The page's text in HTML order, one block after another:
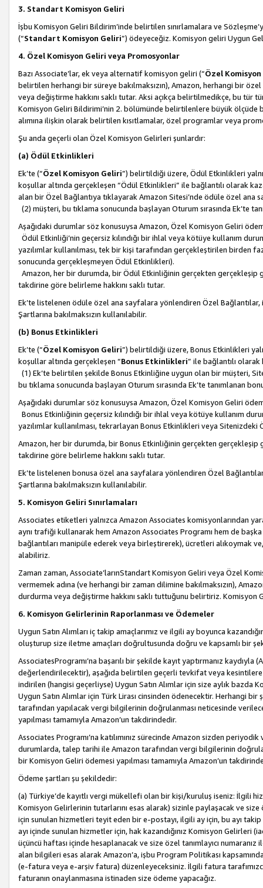
3. Standart Komisyon Geliri
İşbu Komisyon Geliri Bildirim’inde belirtilen sınırlamalara ve
(“Standart Komisyon Geliri”) ödeyeceğiz. Komisyon geliri Uygun
4. Özel Komisyon Geliri veya Promosyonlar
Bazı Associate’lar, ek veya alternatif komisyon geliri (“Özel
belirtilen herhangi bir süreye bakılmaksızın), Amazon, herhangi bir
veya değiştirme hakkını saklı tutar. Aksi açıkça belirtilmedikçe, bu tür
Komisyon Geliri Bildirimi’nin 2. bölümünde belirtilenlere büyük ölçüde
alımına ilişkin olarak belirtilen kısıtlamalar, özel programlar veya
Şu anda geçerli olan Özel Komisyon Gelirleri şunlardır:
(a) Ödül Etkinlikleri
Ek’te (“Özel Komisyon Geliri”) belirtildiği üzere, Ödül Etkinlikleri
koşullar altında gerçekleşen “Ödül Etkinlikleri” ile bağlantılı olarak
alan bir Özel Bağlantıya tıklayarak Amazon Sitesi’nde ödüle özel ana
(2) müşteri, bu tıklama sonucunda başlayan Oturum sırasında Ek’te
Aşağıdaki durumlar söz konusuysa Amazon, Özel Komisyon Geliri
Ödül Etkinliği’nin geçersiz kılındığı bir ihlal veya kötüye kullanım
yazılımlar kullanılması, tek bir kişi tarafından gerçekleştirilen
sonucunda gerçekleşmeyen Ödül Etkinlikleri).
Amazon, her bir durumda, bir Ödül Etkinliğinin gerçekten gerçekleşip
takdirine göre belirleme hakkını saklı tutar.
Ek’te listelenen ödüle özel ana sayfalara yönlendiren Özel
Şartlarına bakılmaksızın kullanılabilir.
(b) Bonus Etkinlikleri
Ek’te (“Özel Komisyon Geliri”) belirtildiği üzere, Bonus Etkinlikleri
koşullar altında gerçekleşen “Bonus Etkinlikleri” ile bağlantılı olarak
(1) Ek’te belirtilen şekilde Bonus Etkinliğine uygun olan bir müşteri,
bu tıklama sonucunda başlayan Oturum sırasında Ek’te tanımlanan
Aşağıdaki durumlar söz konusuysa Amazon, Özel Komisyon Geliri
Bonus Etkinliğinin geçersiz kılındığı bir ihlal veya kötüye kullanım
yazılımlar kullanılması, tekrarlayan Bonus Etkinlikleri veya
Amazon, her bir durumda, bir Bonus Etkinliğinin gerçekten gerçekleşip
takdirine göre belirleme hakkını saklı tutar.
Ek’te listelenen bonusa özel ana sayfalara yönlendiren Özel
Şartlarına bakılmaksızın kullanılabilir.
5. Komisyon Geliri Sınırlamaları
Associates etiketleri yalnızca Amazon Associates komisyonlarından
aynı trafiği kullanarak hem Amazon Associates Programı hem de
bağlantıları manipüle ederek veya birleştirerek), ücretleri alıkoymak
alabiliriz.
Zaman zaman, Associate’larınStandart Komisyon Geliri veya Özel
vermemek adına (ve herhangi bir zaman dilimine bakılmaksızın),
durdurma veya değiştirme hakkını saklı tuttuğunu belirtiriz. Komisyon
6. Komisyon Gelirlerinin Raporlanması ve Ödemeler
Uygun Satın Alımları iç takip amaçlarımız ve ilgili ay boyunca
oluşturup size iletme amaçları doğrultusunda doğru ve kapsamlı bir
AssociatesProgramı’na başarılı bir şekilde kayıt yaptırmanız
değerlendirilecektir), aşağıda belirtilen geçerli tevkifat veya
indirilen (hangisi geçerliyse) Uygun Satın Alımlar için size aylık
Uygun Satın Alımlar için Türk Lirası cinsinden ödenecektir. Herhangi
tarafından yapılacak vergi bilgilerinin doğrulanması neticesinde
yapılması tamamıyla Amazon’un takdirindedir.
Associates Programı’na katılımınız sürecinde Amazon sizden
durumlarda, talep tarihi ile Amazon tarafından vergi bilgilerinin
bir Komisyon Geliri ödemesi yapılması tamamıyla Amazon’un
Ödeme şartları şu şekildedir:
(a) Türkiye’de kayıtlı vergi mükellefi olan bir kişi/kuruluş iseniz: İlgili
Komisyon Gelirlerinin tutarlarını esas alarak) sizinle paylaşacak ve
için sunulan hizmetleri teyit eden bir e-postayı, ilgili ay için, bu ayı
ayı içinde sunulan hizmetler için, hak kazandığınız Komisyon Gelirleri
üçüncü haftası içinde hesaplanacak ve size özel tanımlayıcı
alan bilgileri esas alarak Amazon’a, işbu Program Politikası
(e-fatura veya e-arşiv fatura) düzenleyeceksiniz. İlgili fatura
faturanın onaylanmasına istinaden size ödeme yapacağız.